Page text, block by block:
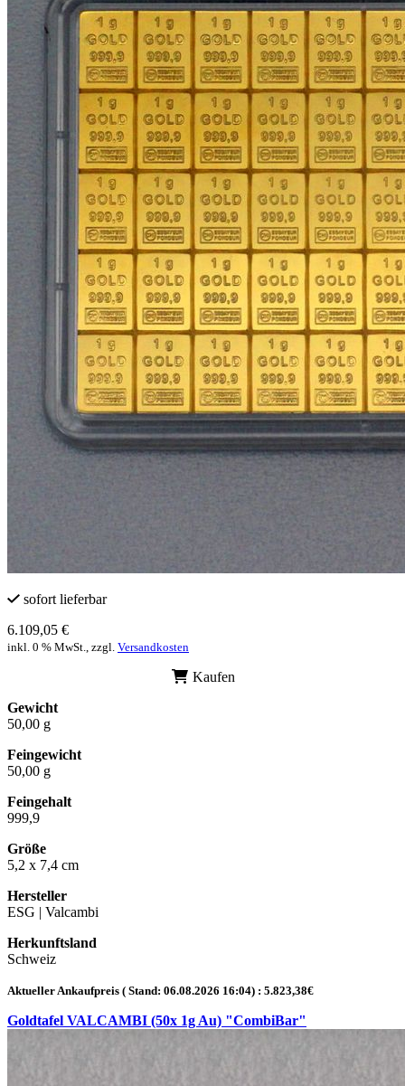
sofort lieferbar
6.109,05 €
inkl. 0 % MwSt., zzgl. Versandkosten
Kaufen
Gewicht
50,00 g
Feingewicht
50,00 g
Feingehalt
999,9
Größe
5,2 x 7,4 cm
Hersteller
ESG | Valcambi
Herkunftsland
Schweiz
Aktueller Ankaufpreis ( Stand: 06.08.2026 16:04) : 5.823,38€
Goldtafel VALCAMBI (50x 1g Au) "CombiBar"